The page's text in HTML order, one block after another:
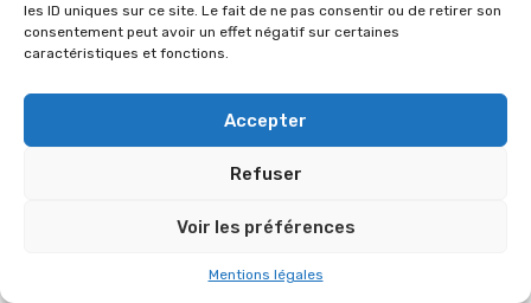
les ID uniques sur ce site. Le fait de ne pas consentir ou de retirer son
consentement peut avoir un effet négatif sur certaines
caractéristiques et fonctions.
Accepter
Refuser
Voir les préférences
Mentions légales
© 2026 Im-presse. Tous droits réservés.